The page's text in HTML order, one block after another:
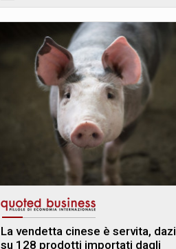
La vendetta cinese è servita, dazi
su 128 prodotti importati dagli